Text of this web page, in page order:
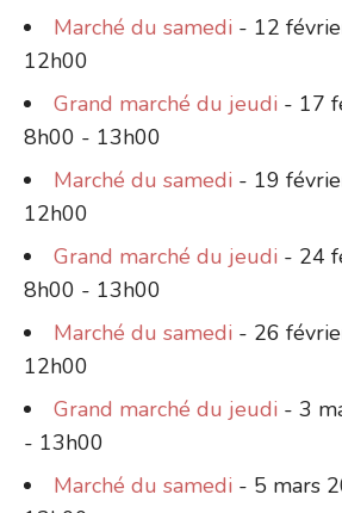
Marché du samedi - 12
12h00
Grand marché du jeudi - 17
8h00 - 13h00
Marché du samedi - 19
12h00
Grand marché du jeudi - 24
8h00 - 13h00
Marché du samedi - 26
12h00
Grand marché du jeudi - 3
- 13h00
Marché du samedi - 5 mars